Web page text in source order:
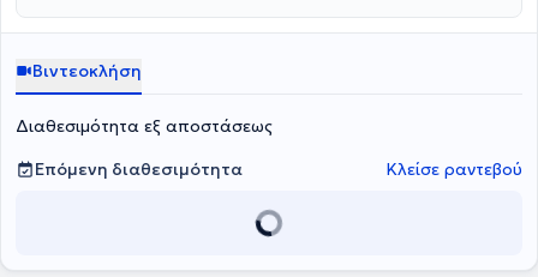
Βιντεοκλήση
Διαθεσιμότητα εξ αποστάσεως
Επόμενη διαθεσιμότητα
Κλείσε ραντεβού